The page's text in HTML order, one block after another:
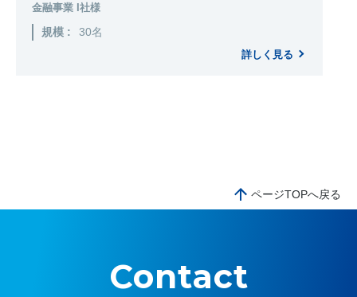
金融事業 I社様
規模 : 30名
詳しく見る
ページTOPへ戻る
Contact